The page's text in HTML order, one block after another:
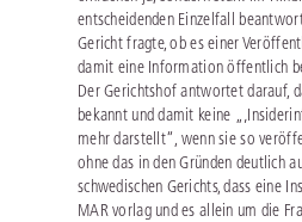
entscheidenden Einzelfall
Gericht fragte, ob es einer
damit eine Information öffentlich
Der Gerichtshof antwortet darauf,
bekannt und damit keine
mehr darstellt“, wenn sie so
ohne das in den Gründen deutlich
schwedischen Gerichts, dass eine
MAR vorlag und es allein um die